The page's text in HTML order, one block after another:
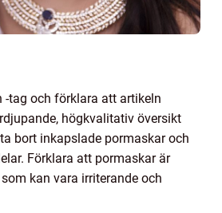
-tag och förklara att artikeln
högkvalitativ översikt
bort inkapslade pormaskar och
Förklara att pormaskar är
kan vara irriterande och